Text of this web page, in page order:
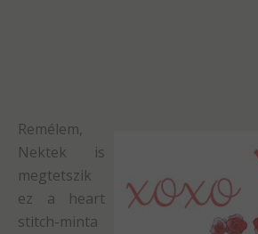
Remélem,
Nektek is
megtetszik
ez a heart
stitch-minta